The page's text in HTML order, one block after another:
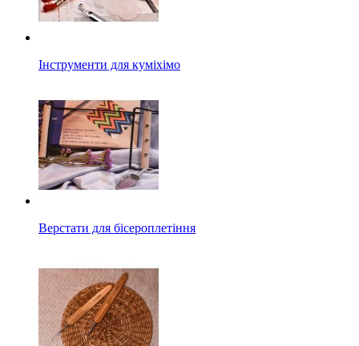
Інструменти для куміхімо
Верстати для бісероплетіння